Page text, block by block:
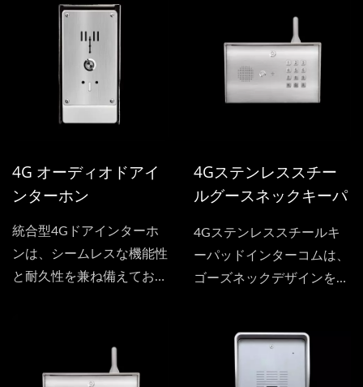
理します。高品質で耐久性
のあるLEDライトボタンと
防水スピーカーおよびマイ
クを使用しています。
4G オーディオドアイ
ンターホン
統合型4Gドアインターホ
ンは、シームレスな機能性
と耐久性を兼ね備えてお
テンレススチールパネルが
特徴です。この高度な通信
4Gステンレススチー
ルグースネックキーパ
4Gステンレススチールキ
ーパッドインターコムは、
ゴーズネックデザインを採
テムです。高品質のステン
レススチールで作られてお